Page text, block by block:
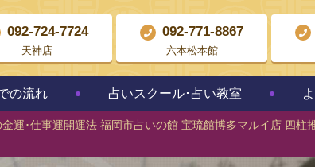
092-724-7724
天神店
092-771-8867
六本松本館
の流れ 占いスクール･占い教室
運･仕事運開運法 福岡市占いの館 宝琉館博多マルイ店 四柱